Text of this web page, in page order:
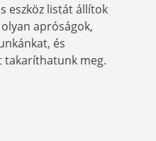
eszköz listát állítok
apróságok,
és
takaríthatunk meg.